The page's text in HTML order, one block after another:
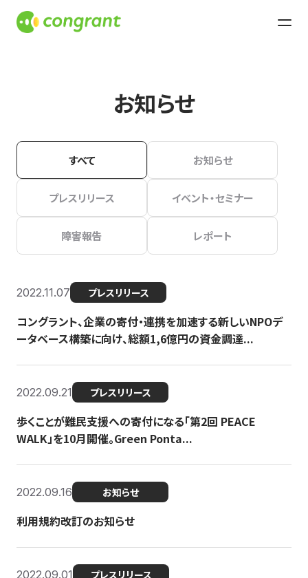
お知らせ
すべて お知らせ
プレスリリース イベント・セミナー
障害報告 レポート
2022.11.07 プレスリリース
コングラント、企業の寄付・連携を加速する新しいNPOデ
ータベース構築に向け、総額1,6億円の資金調達...
2022.09.21 プレスリリース
歩くことが難民支援への寄付になる「第2回 PEACE
WALK」を10月開催。Green Ponta...
2022.09.16 お知らせ
利用規約改訂のお知らせ
2022.09.01 プレスリリース